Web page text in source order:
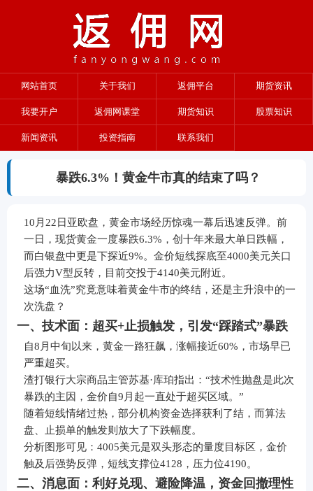
网站首页 关于我们 返佣平台 期货资讯
我要开户 返佣网课堂 期货知识 股票知识
新闻资讯 投资指南 联系我们
暴跌6.3%！黄金牛市真的结束了吗？
10月22日亚欧盘，黄金市场经历惊魂一幕后迅速反弹。前
一日，现货黄金一度暴跌6.3%，创十年来最大单日跌幅，
而白银盘中更是下探近9%。金价短线探底至4000美元关口
后强力V型反转，目前交投于4140美元附近。
这场“血洗”究竟意味着黄金牛市的终结，还是主升浪中的一
次洗盘？
一、技术面：超买+止损触发，引发“踩踏式”暴跌
自8月中旬以来，黄金一路狂飙，涨幅接近60%，市场早已
严重超买。
渣打银行大宗商品主管苏基·库珀指出：“技术性抛盘是此次
暴跌的主因，金价自9月起一直处于超买区域。”
随着短线情绪过热，部分机构资金选择获利了结，而算法
盘、止损单的触发则放大了下跌幅度。
分析图形可见：4005美元是双头形态的量度目标区，金价
触及后强势反弹，短线支撑位4128，压力位4190。
二、消息面：利好兑现、避险降温，资金回撤理性